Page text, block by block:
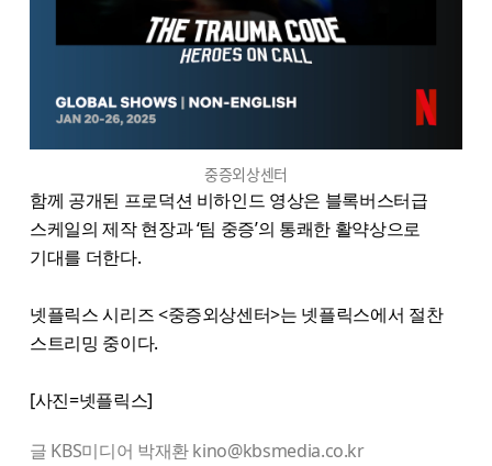
중증외상센터
함께 공개된 프로덕션 비하인드 영상은 블록버스터급
스케일의 제작 현장과 ‘팀 중증’의 통쾌한 활약상으로
기대를 더한다.
넷플릭스 시리즈 <중증외상센터>는 넷플릭스에서 절찬
스트리밍 중이다.
[사진=넷플릭스]
글 KBS미디어 박재환 kino@kbsmedia.co.kr